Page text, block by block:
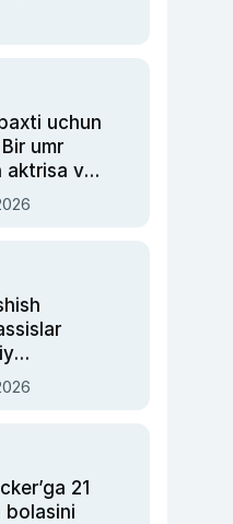
uchun
umr
aktrisa va
xavotir
21
bolasini